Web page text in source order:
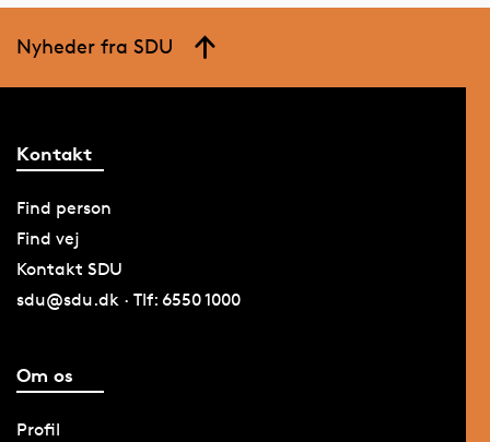
Nyheder fra SDU
Kontakt
Find person
Find vej
Kontakt SDU
sdu@sdu.dk · Tlf: 6550 1000
Om os
Profil